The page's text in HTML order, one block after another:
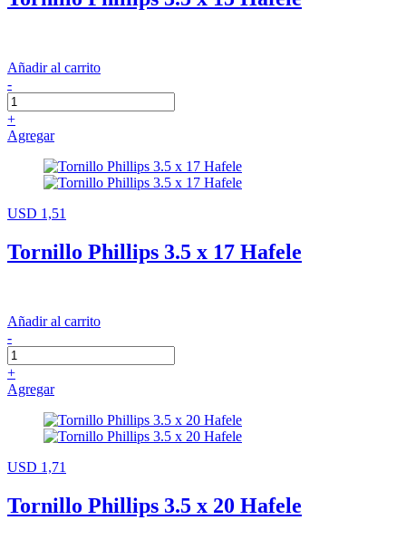
Añadir al carrito
-
+
Agregar
USD 1,51
Tornillo Phillips 3.5 x 17 Hafele
Añadir al carrito
-
+
Agregar
USD 1,71
Tornillo Phillips 3.5 x 20 Hafele